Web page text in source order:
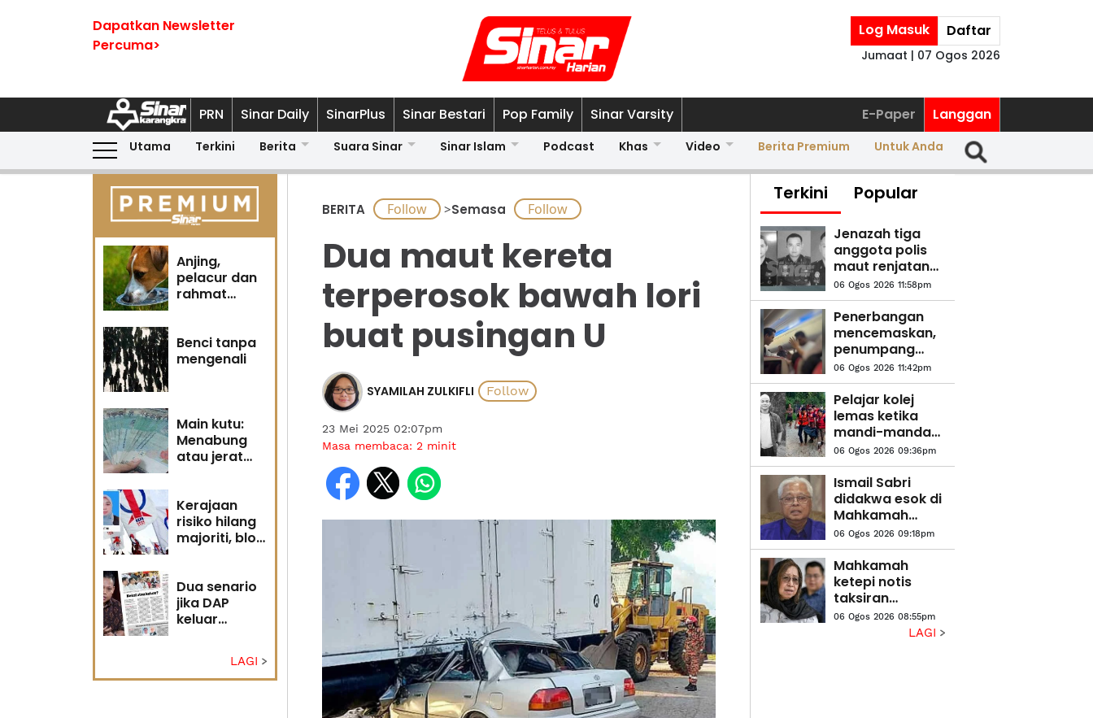
Dapatkan Newsletter
Percuma>
Log Masuk Daftar
Jumaat | 07 Ogos 2026
PRN Sinar Daily SinarPlus Sinar Bestari Pop Family Sinar Varsity E-Paper Langgan
Utama Terkini Berita Suara Sinar Sinar Islam Podcast Khas Video Berita Premium Untuk Anda
Anjing,
pelacur dan
rahmat
Benci tanpa
mengenali
Main kutu:
Menabung
atau jerat
Kerajaan
risiko hilang
majoriti, blok
semula
Dua senario
jika DAP
keluar
LAGI
BERITA >Semasa
Dua maut kereta
terperosok bawah lori
buat pusingan U
SYAMILAH ZULKIFLI
23 Mei 2025 02:07pm
Masa membaca: 2 minit
Terkini Popular
Jenazah tiga
anggota polis
maut renjatan
elektrik akan
dibawa pulang
ke kampung
halaman
06 Ogos 2026 11:58pm
Penerbangan
mencemaskan,
penumpang
didakwa cuba
buka pintu
kecemasan
06 Ogos 2026 11:42pm
Pelajar kolej
lemas ketika
mandi-manda
bersama
sembilan rakan
06 Ogos 2026 09:36pm
Ismail Sabri
didakwa esok di
Mahkamah
Sesyen Kuala
Lumpur
06 Ogos 2026 09:18pm
Mahkamah
ketepi notis
taksiran
tambahan cukai
RM313.8 juta
06 Ogos 2026 08:55pm
LAGI